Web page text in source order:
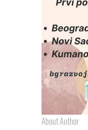
About Author